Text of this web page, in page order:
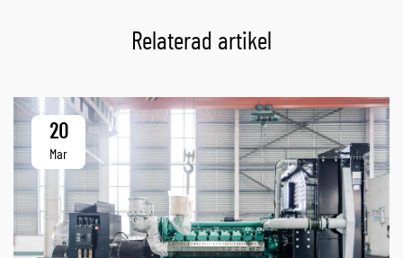
Relaterad artikel
20
Mar